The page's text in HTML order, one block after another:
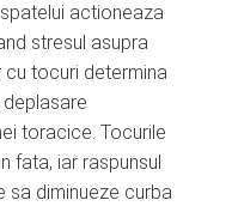
actioneaza
stresul asupra
tocuri determina
toracice. Tocurile
fata, iar raspunsul
sa diminueze curba